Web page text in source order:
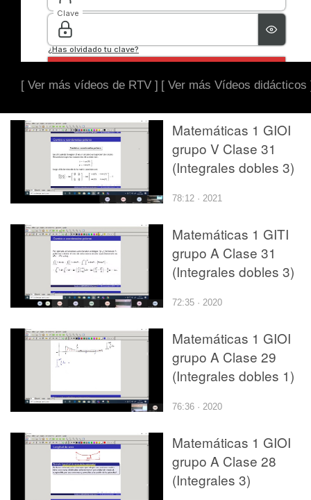
[ Ver más vídeos de RTV ] [ Ver más Vídeos didácticos
Matemáticas 1 GIOI
grupo V Clase 31
(Integrales dobles 3)
78:12 · 2021
Matemáticas 1 GITI
grupo A Clase 31
(Integrales dobles 3)
72:35 · 2020
Matemáticas 1 GIOI
grupo A Clase 29
(Integrales dobles 1)
76:36 · 2020
Matemáticas 1 GIOI
grupo A Clase 28
(Integrales 3)